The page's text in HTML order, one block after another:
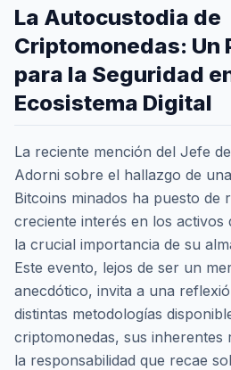
La Autocustodia de
Criptomonedas: Un
para la Seguridad
Ecosistema Digital
La reciente mención del Jefe
Adorni sobre el hallazgo de
Bitcoins minados ha puesto de
creciente interés en los activos
la crucial importancia de su
Este evento, lejos de ser un
anecdótico, invita a una
distintas metodologías
criptomonedas, sus inherentes
la responsabilidad que recae